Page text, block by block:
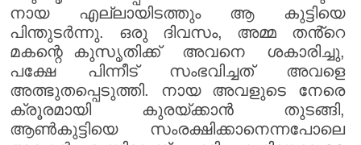
നായ എല്ലായിടത്തും ആ കുട്ടിയെ
പിന്തുടർന്നു. ഒരു ദിവസം, അമ്മ തൻ്റെ
മകന്റെ കുസൃതിക്ക് അവനെ ശകാരിച്ചു,
പക്ഷേ പിന്നീട് സംഭവിച്ചത് അവളെ
അത്ഭുതപ്പെടുത്തി. നായ അവളുടെ നേരെ
ക്രൂരമായി കുരയ്ക്കാൻ തുടങ്ങി,
ആൺകുട്ടിയെ സംരക്ഷിക്കാനെന്നപോലെ